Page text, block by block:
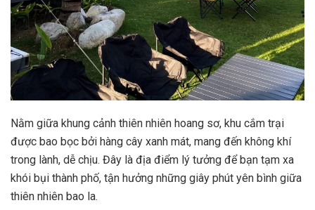
Nằm giữa khung cảnh thiên nhiên hoang sơ, khu cắm trại
được bao bọc bởi hàng cây xanh mát, mang đến không khí
trong lành, dễ chịu. Đây là địa điểm lý tưởng để bạn tạm xa
khói bụi thành phố, tận hưởng những giây phút yên bình giữa
thiên nhiên bao la.